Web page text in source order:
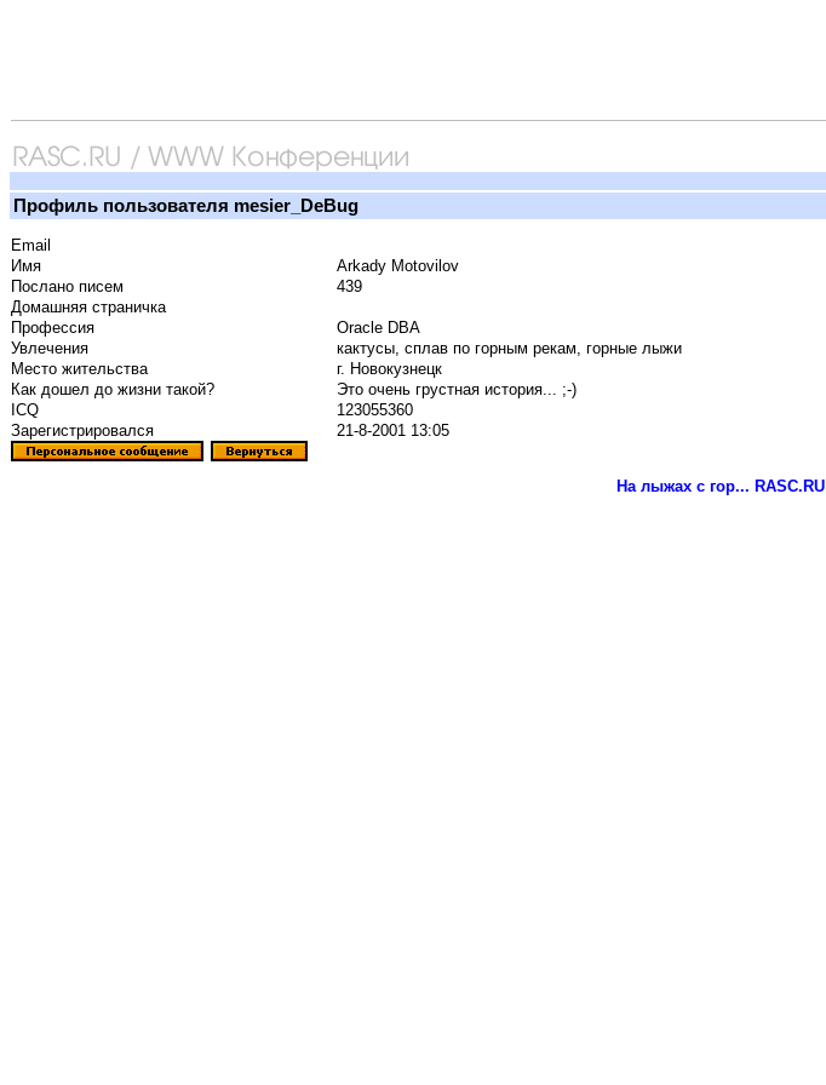
Профиль пользователя mesier_DeBug
Email
Имя
Arkady Motovilov
Послано писем
439
Домашняя страничка
Профессия
Oracle DBA
Увлечения
кактусы, сплав по горным рекам, горные лыжи
Место жительства
г. Новокузнецк
Как дошел до жизни такой?
Это очень грустная история... ;-)
ICQ
123055360
Зарегистрировался
21-8-2001 13:05
На лыжах с гор... RASC.RU